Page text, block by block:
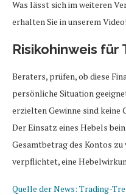
Was lässt sich im weiteren
erhalten Sie in unserem Video!
Risikohinweis für
Beraters, prüfen, ob diese
persönliche Situation
erzielten Gewinne sind keine
Der Einsatz eines Hebels
Gesamtbetrag des Kontos zu
verpflichtet, eine
Quelle der News: Trading-